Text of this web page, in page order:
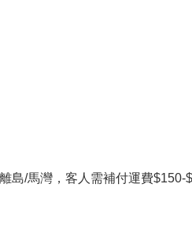
島/馬灣，客人需補付運費